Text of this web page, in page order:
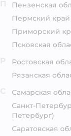
Пензенская
Пермский край
Приморский
Псковская
Ростовская
Рязанская
Самарская
Санкт-
Петербург)
Саратовская